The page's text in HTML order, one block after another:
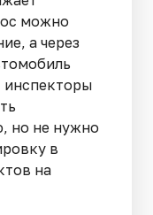
можно
а через
но не нужно
в
на